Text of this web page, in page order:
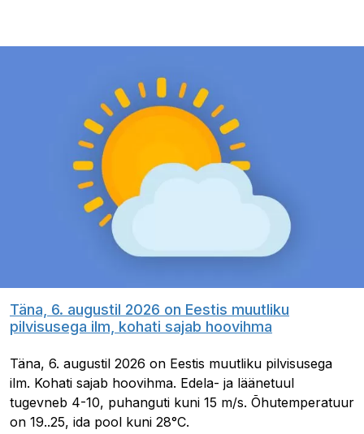
Täna, 6. augustil 2026 on Eestis muutliku
pilvisusega ilm, kohati sajab hoovihma
Täna, 6. augustil 2026 on Eestis muutliku pilvisusega
ilm. Kohati sajab hoovihma. Edela- ja läänetuul
tugevneb 4-10, puhanguti kuni 15 m/s. Õhutemperatuur
on 19..25, ida pool kuni 28°C.